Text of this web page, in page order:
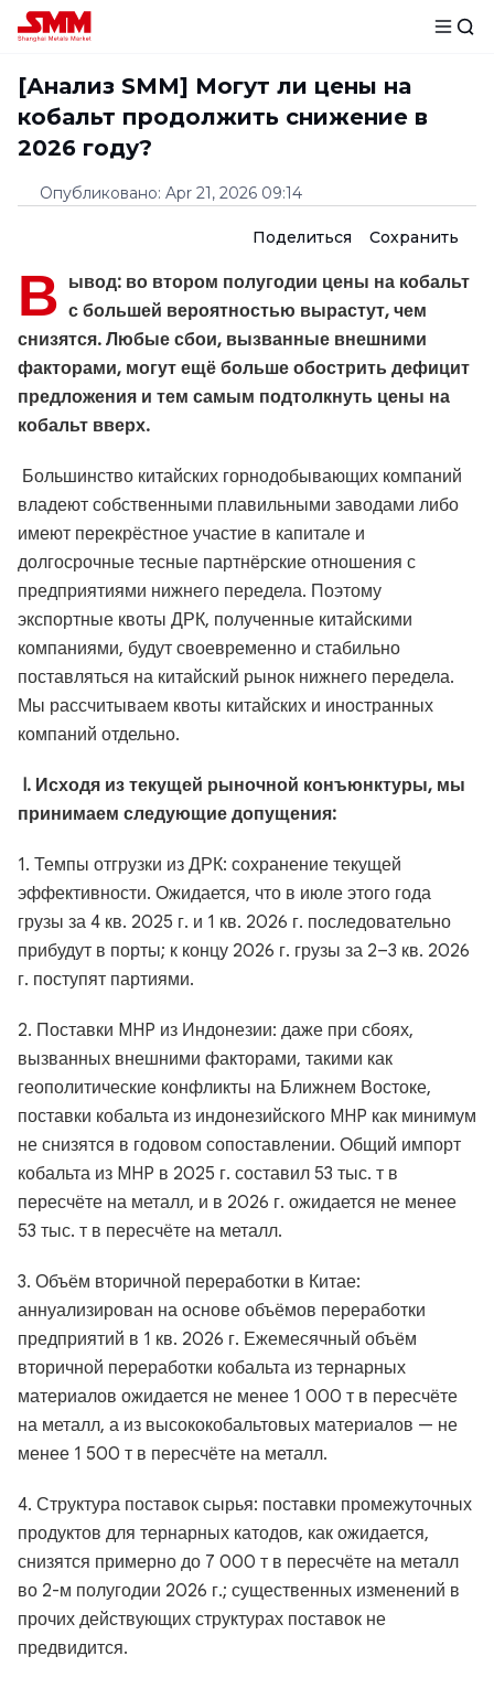
[Анализ SMM] Могут ли цены на
кобальт продолжить снижение в
2026 году?
Опубликовано: Apr 21, 2026 09:14
Поделиться Сохранить
В ывод: во втором полугодии цены на кобальт
с большей вероятностью вырастут, чем
снизятся. Любые сбои, вызванные внешними
факторами, могут ещё больше обострить дефицит
предложения и тем самым подтолкнуть цены на
кобальт вверх.
Большинство китайских горнодобывающих компаний
владеют собственными плавильными заводами либо
имеют перекрёстное участие в капитале и
долгосрочные тесные партнёрские отношения с
предприятиями нижнего передела. Поэтому
экспортные квоты ДРК, полученные китайскими
компаниями, будут своевременно и стабильно
поставляться на китайский рынок нижнего передела.
Мы рассчитываем квоты китайских и иностранных
компаний отдельно.
I. Исходя из текущей рыночной конъюнктуры, мы
принимаем следующие допущения:
1. Темпы отгрузки из ДРК: сохранение текущей
эффективности. Ожидается, что в июле этого года
грузы за 4 кв. 2025 г. и 1 кв. 2026 г. последовательно
прибудут в порты; к концу 2026 г. грузы за 2–3 кв. 2026
г. поступят партиями.
2. Поставки MHP из Индонезии: даже при сбоях,
вызванных внешними факторами, такими как
геополитические конфликты на Ближнем Востоке,
поставки кобальта из индонезийского MHP как минимум
не снизятся в годовом сопоставлении. Общий импорт
кобальта из MHP в 2025 г. составил 53 тыс. т в
пересчёте на металл, и в 2026 г. ожидается не менее
53 тыс. т в пересчёте на металл.
3. Объём вторичной переработки в Китае:
аннуализирован на основе объёмов переработки
предприятий в 1 кв. 2026 г. Ежемесячный объём
вторичной переработки кобальта из тернарных
материалов ожидается не менее 1 000 т в пересчёте
на металл, а из высококобальтовых материалов — не
менее 1 500 т в пересчёте на металл.
4. Структура поставок сырья: поставки промежуточных
продуктов для тернарных катодов, как ожидается,
снизятся примерно до 7 000 т в пересчёте на металл
во 2-м полугодии 2026 г.; существенных изменений в
прочих действующих структурах поставок не
предвидится.